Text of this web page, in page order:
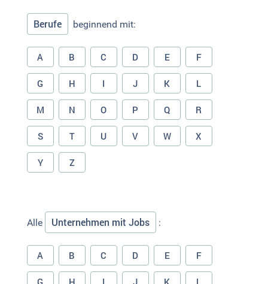
Berufe beginnend mit:
A B C D E F
G H I J K L
M N O P Q R
S T U V W X
Y Z
Alle Unternehmen mit Jobs :
A B C D E F